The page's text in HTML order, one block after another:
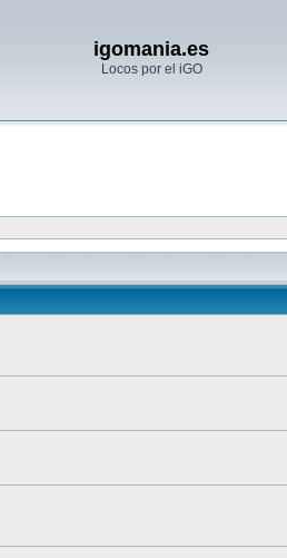
igomania.es
Locos por el iGO